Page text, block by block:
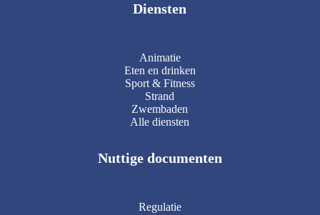
Diensten
Animatie
Eten en drinken
Sport & Fitness
Strand
Zwembaden
Alle diensten
Nuttige documenten
Regulatie